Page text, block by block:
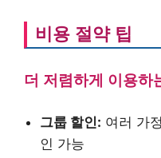
비용 절약 팁
더 저렴하게 이용하
그룹 할인: 여러 가
인 가능